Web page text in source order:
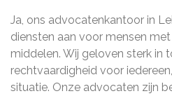
Ja, ons advocatenkantoor in
diensten aan voor mensen
middelen. Wij geloven sterk in
rechtvaardigheid voor
situatie. Onze advocaten zijn